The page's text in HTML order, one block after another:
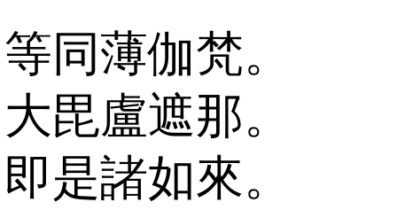
等同薄伽梵。
大毘盧遮那。
即是諸如來。